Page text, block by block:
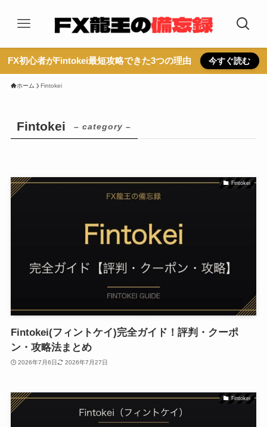
FX初心者がFintokei最短攻略できた3つの理由 今すぐ読む
ホーム Fintokei
Fintokei – category –
Fintokei
Fintokei(フィントケイ)完全ガイド！評判・クーポ
ン・攻略法まとめ
2026年7月6日 2026年7月27日
Fintokei